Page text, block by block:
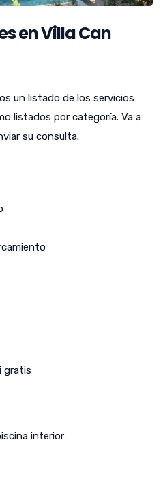
en Villa Can
un listado de los servicios
listados por categoría. Va a
su consulta.
gratis
interior